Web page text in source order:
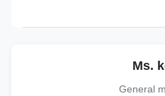
Ms.
General